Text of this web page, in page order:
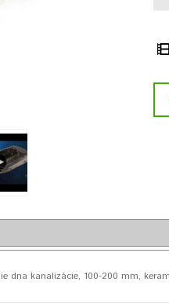
dna kanalizácie, 100-200 mm,